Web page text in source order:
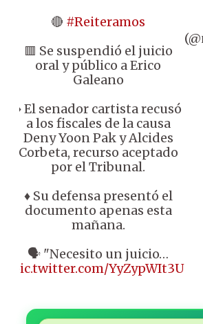
🔴 #Reiteramos
🟥 Se suspendió el juicio
oral y público a Erico
Galeano
♦️ El senador cartista recusó
a los fiscales de la causa
Deny Yoon Pak y Alcides
Corbeta, recurso aceptado
por el Tribunal.
♦️ Su defensa presentó el
documento apenas esta
mañana.
🗣️ "Necesito un juicio…
pic.twitter.com/YyZypWIt3U